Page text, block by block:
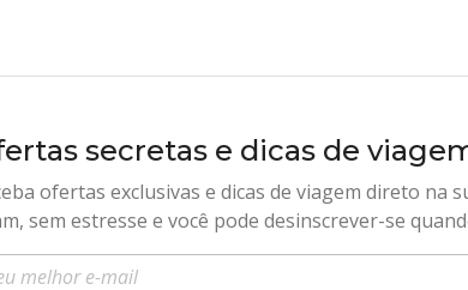
secretas e dicas de
ofertas exclusivas e dicas de viagem direto na
sem estresse e você pode desinscrever-se
seu e-mail